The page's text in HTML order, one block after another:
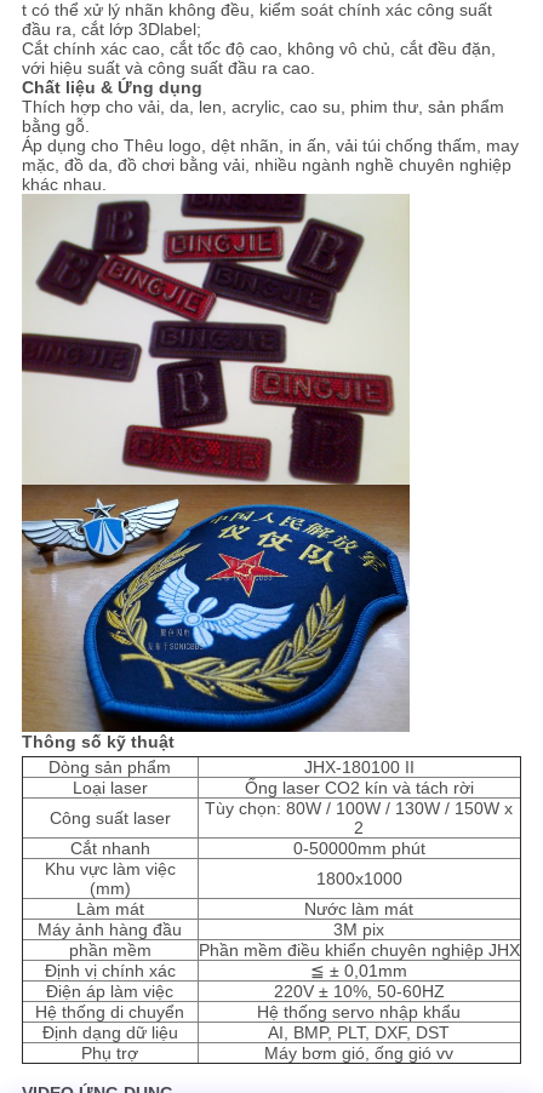
PRIVACY
POLICY
t có thể xử lý nhãn không đều, kiểm soát chính xác công suất
đầu ra, cắt lớp 3Dlabel;
Cắt chính xác cao, cắt tốc độ cao, không vô chủ, cắt đều đặn,
với hiệu suất và công suất đầu ra cao.
Chất liệu & Ứng dụng
Thích hợp cho vải, da, len, acrylic, cao su, phim thư, sản phẩm
bằng gỗ.
Áp dụng cho Thêu logo, dệt nhãn, in ấn, vải túi chống thấm, may
mặc, đồ da, đồ chơi bằng vải, nhiều ngành nghề chuyên nghiệp
khác nhau.
Thông số kỹ thuật
Dòng sản phẩm
JHX-180100 II
Loại laser
Ống laser CO2 kín và tách rời
Công suất laser
Tùy chọn: 80W / 100W / 130W / 150W x
2
Cắt nhanh
0-50000mm phút
Khu vực làm việc
(mm)
1800x1000
Làm mát
Nước làm mát
Máy ảnh hàng đầu
3M pix
phần mềm
Phần mềm điều khiển chuyên nghiệp JHX
Định vị chính xác
≦ ± 0,01mm
Điện áp làm việc
220V ± 10%, 50-60HZ
Hệ thống di chuyển
Hệ thống servo nhập khẩu
Định dạng dữ liệu
AI, BMP, PLT, DXF, DST
Phụ trợ
Máy bơm gió, ống gió vv